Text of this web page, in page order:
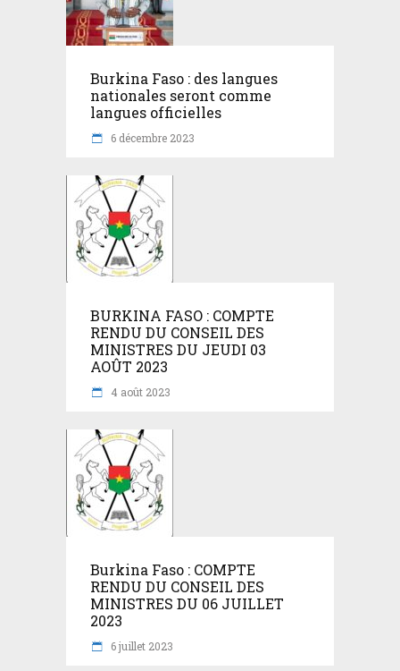
Burkina Faso : des langues
nationales seront comme
langues officielles
6 décembre 2023
BURKINA FASO : COMPTE
RENDU DU CONSEIL DES
MINISTRES DU JEUDI 03
AOÛT 2023
4 août 2023
Burkina Faso : COMPTE
RENDU DU CONSEIL DES
MINISTRES DU 06 JUILLET
2023
6 juillet 2023